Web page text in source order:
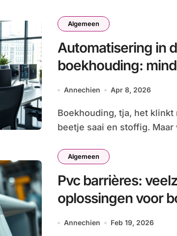
Algemeen
Automatisering in
boekhouding:
meer inzicht
Annechien Apr 8, 2026
Boekhouding, tja, het klinkt misschien een
beetje saai en stoffig. Maar
Algemeen
Pvc barrières:
oplossingen voor
en landbouw
Annechien Feb 19, 2026